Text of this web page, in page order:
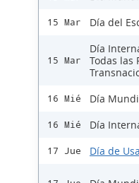
15 Mar Día del
15 Mar
Día
Todas las
16 Mié Día
16 Mié Día
17 Jue Día de